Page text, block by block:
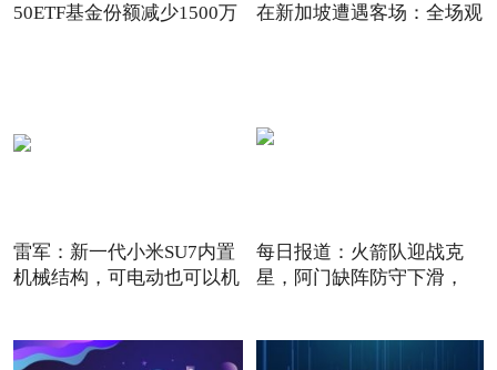
50ETF基金份额减少1500万
在新加坡遭遇客场：全场观
雷军：新一代小米SU7内置
机械结构，可电动也可以机
每日报道：火箭队迎战克
星，阿门缺阵防守下滑，